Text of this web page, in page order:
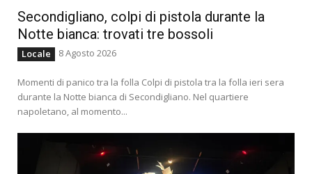
Secondigliano, colpi di pistola durante la
Notte bianca: trovati tre bossoli
Locale 8 Agosto 2026
Momenti di panico tra la folla Colpi di pistola tra la folla ieri sera
durante la Notte bianca di Secondigliano. Nel quartiere
napoletano, al momento...